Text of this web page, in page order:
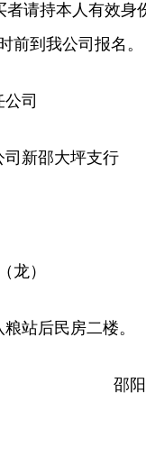
者请持本人有效
前到我公司报名。
司
新邵大坪支行
龙）
站后民房二楼。
邵